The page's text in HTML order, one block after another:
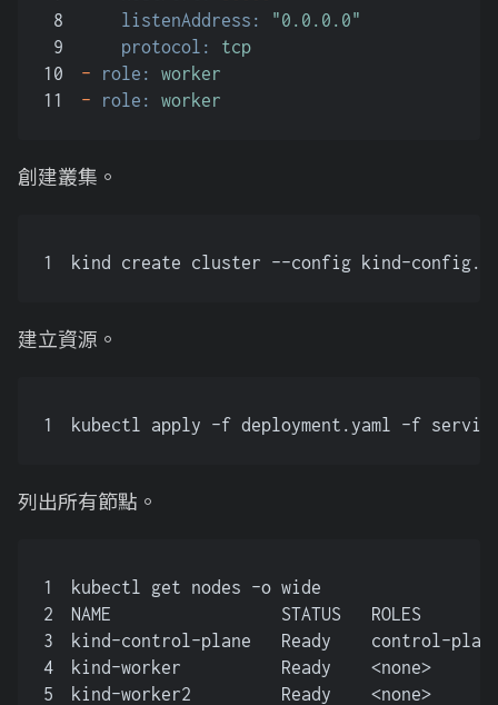
8
9
10
11
listenAddress:
"0.0.0.0"
protocol:
tcp
-
role:
worker
-
role: worker
創建叢集。
1 kind create cluster --config kind-
建立資源。
1 kubectl apply -f deployment.yaml -f
列出所有節點。
1
2
3
4
5
kubectl get nodes -o wide
NAME                 STATUS   ROLES
kind-control-plane   Ready    control-
kind-worker          Ready    <none>
kind-worker2         Ready    <none>